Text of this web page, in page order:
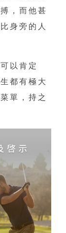
，而他甚
身旁的人
以肯定
都有極大
單，持之